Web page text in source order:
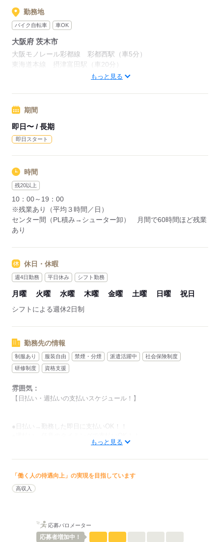
時給1,700円×8h×21h+残業60h＝
387,600円+交通費
【交通費備考】
マイカー・バイク・自転車等通勤OK
応募する
勤務地
バイク自転車 車OK
大阪府 茨木市
大阪モノレール彩都線 彩都西駅（車5分）
東海道本線 摂津富田駅（車20分）
東海道本線 茨木駅（車20分）
もっと見る
期間
即日〜 / 長期
即日スタート
時間
残20以上
10：00～19：00
※残業あり（平均３時間／日）
センター間（PL積み→シューター卸） 月間で60時間ほど残業
あり
休日・休暇
週4日勤務 平日休み シフト勤務
月曜 火曜 水曜 木曜 金曜 土曜 日曜 祝日
シフトによる週休2日制
勤務先の情報
制服あり 服装自由 禁煙・分煙 派遣活躍中
社会保険制度
研修制度
資格支援
雰囲気：
【日払い・週払いの支払いスケジュール！】
●日払い→勤務した即日に支払いOK！！
（例：月曜日から木曜日分のお給料を金曜でお支払い）
多い年齢層 低い 高い
男女の割合
しずか
もっと見る
「働く人の待遇向上」の実現を目指しています
高収入
応募バロメーター
応募者増加中！